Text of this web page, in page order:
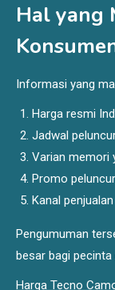
Hal yang
Informasi yang
Harga resmi
Jadwal
Varian memori
Promo
Kanal
Pengumuman
besar bagi pecinta
Harga Tecno